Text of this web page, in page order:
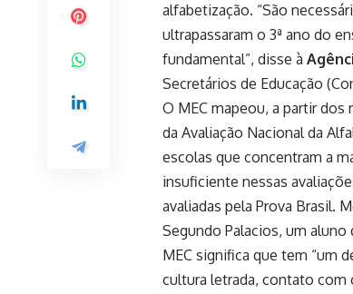
alfabetização. “São
ultrapassaram o 3ª ano do
fundamental”, disse à
Secretários de Educação
O MEC mapeou, a partir dos
da Avaliação Nacional da
escolas que concentram a
insuficiente nessas
avaliadas pela Prova Brasil.
Segundo Palacios, um
MEC significa que tem “um
cultura letrada, contato